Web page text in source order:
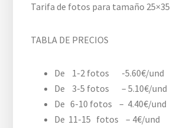
Tarifa de fotos para tamaño 25×35
TABLA DE PRECIOS
De 1-2 fotos -5.60€/und
De 3-5 fotos – 5.10€/und
De 6-10 fotos – 4.40€/und
De 11-15 fotos – 4€/und